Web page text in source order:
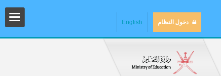
دخول النظام English